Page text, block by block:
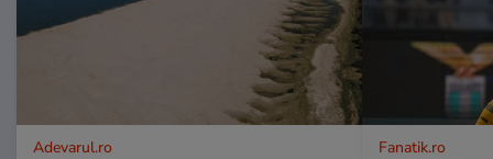
Adevarul.ro Fanatik.ro